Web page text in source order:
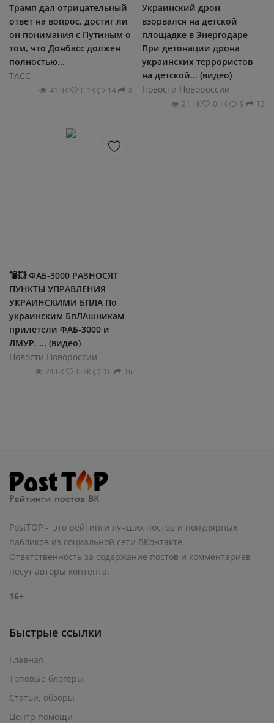
Трамп дал отрицательный
ответ на вопрос, достиг ли
он понимания с Путиным о
том, что Донбасс должен
полностью...
ТАСС
41.9К 0.1К 14 8
Украинский дрон
взорвался на детской
площадке в Энергодаре
При детонации дрона
украинских террористов
на детской... (видео)
Новости Новороссии
21.1К 0.1К 9 13
💣💥 ФАБ-3000 РАЗНОСЯТ
ПУНКТЫ УПРАВЛЕНИЯ
УКРАИНСКИМИ БПЛА По
украинским БпЛАшникам
прилетели ФАБ-3000 и
ЛМУР. ... (видео)
Новости Новороссии
24.6К 0.3К 16 16
PostTOP - это рейтинги лучших постов и популярных
пабликов из социальной сети ВКонтакте.
Ответственность за содержание постов и комментариев
несут авторы контента.
16+
Быстрые ссылки
Главная
Топовые блогеры
Статьи, обзоры
Центр помощи